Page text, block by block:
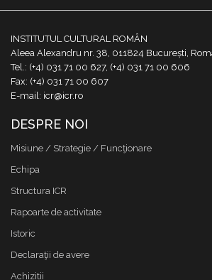
INSTITUTUL CULTURAL ROMÂN
Aleea Alexandru nr. 38, 011824 București,
Tel.: (+4) 031 71 00 627, (+4) 031 71 00 606
Fax: (+4) 031 71 00 607
E-mail: icr@icr.ro
DESPRE NOI
Misiune / Strategie / Funcţionare
Echipa
Structura ICR
Rapoarte de activitate
Istoric
Declaraţii de avere
Achizitii